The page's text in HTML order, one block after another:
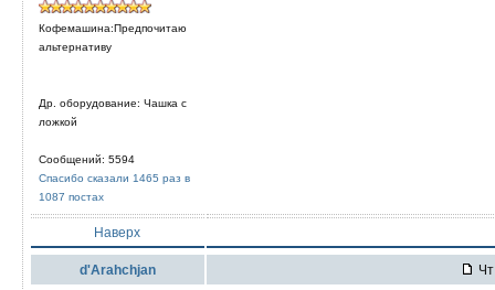
Кофемашина:Предпочитаю
альтернативу
Др. оборудование: Чашка с
ложкой
Сообщений: 5594
Спасибо сказали 1465 раз в
1087 постах
Наверх
d'Arahchjan